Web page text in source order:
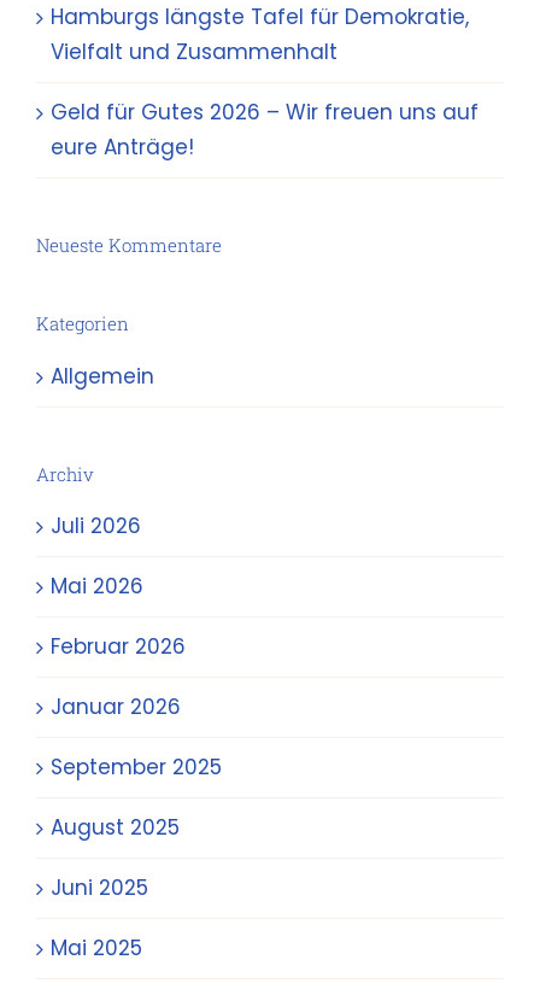
Hamburgs längste Tafel für Demokratie,
Vielfalt und Zusammenhalt
Geld für Gutes 2026 – Wir freuen uns auf
eure Anträge!
Neueste Kommentare
Kategorien
Allgemein
Archiv
Juli 2026
Mai 2026
Februar 2026
Januar 2026
September 2025
August 2025
Juni 2025
Mai 2025